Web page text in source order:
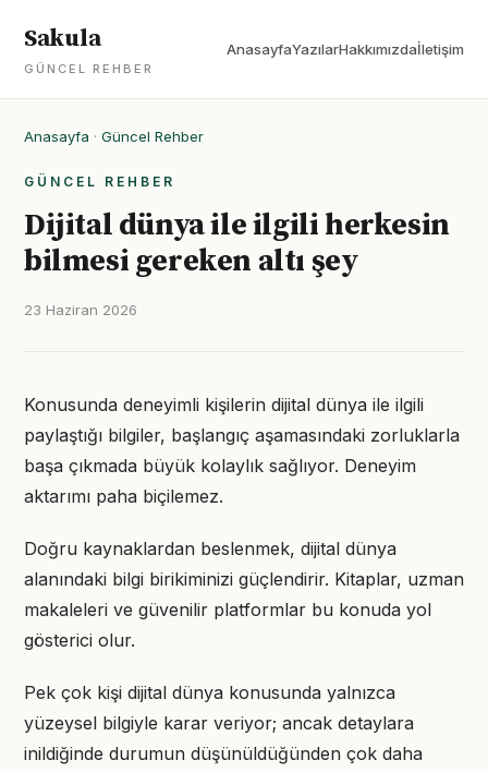
Sakula
GÜNCEL REHBER
AnasayfaYazılarHakkımızdaİletişim
Anasayfa · Güncel Rehber
GÜNCEL REHBER
Dijital dünya ile ilgili herkesin
bilmesi gereken altı şey
23 Haziran 2026
Konusunda deneyimli kişilerin dijital dünya ile ilgili
paylaştığı bilgiler, başlangıç aşamasındaki zorluklarla
başa çıkmada büyük kolaylık sağlıyor. Deneyim
aktarımı paha biçilemez.
Doğru kaynaklardan beslenmek, dijital dünya
alanındaki bilgi birikiminizi güçlendirir. Kitaplar, uzman
makaleleri ve güvenilir platformlar bu konuda yol
gösterici olur.
Pek çok kişi dijital dünya konusunda yalnızca
yüzeysel bilgiyle karar veriyor; ancak detaylara
inildiğinde durumun düşünüldüğünden çok daha